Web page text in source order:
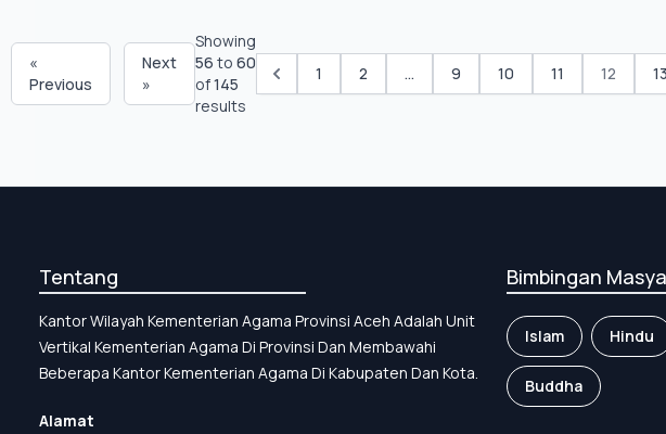
«
Previous
Next
»
Showing
56 to60
of145
results
1 2 ... 9 10 11 12 13
Tentang
Kantor Wilayah Kementerian Agama Provinsi Aceh Adalah Unit
Vertikal Kementerian Agama Di Provinsi Dan Membawahi
Beberapa Kantor Kementerian Agama Di Kabupaten Dan Kota.
Alamat
Bimbingan
Islam Hindu
Buddha